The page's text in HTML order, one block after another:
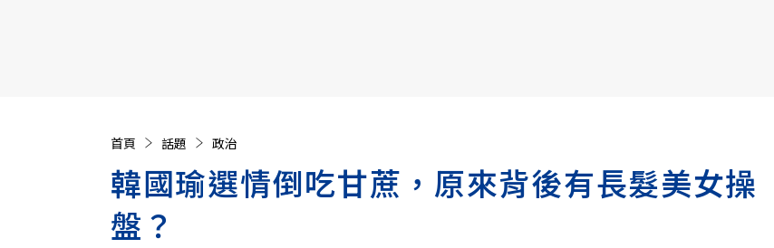
首頁 話題 政治
韓國瑜選情倒吃甘蔗，原來背後有長髮美女操
盤？